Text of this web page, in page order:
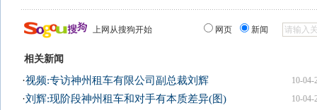
上网从搜狗开始 网页 新闻
相关新闻
10-04-
·视频:专访神州租车有限公司副总裁刘辉
10-04-
·刘辉:现阶段神州租车和对手有本质差异(图)